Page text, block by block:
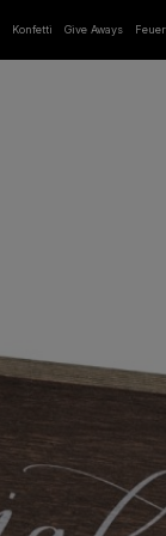
Konfetti Give Aways